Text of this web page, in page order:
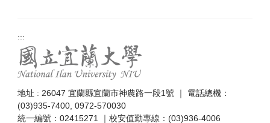
:::
地址 : 26047 宜蘭縣宜蘭市神農路一段1號 ｜ 電話總機：
(03)935-7400, 0972-570030
統一編號：02415271 ｜校安值勤專線：(03)936-4006